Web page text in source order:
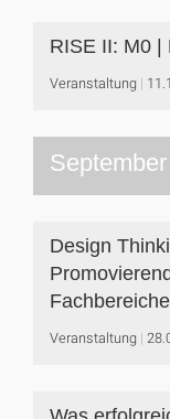
RISE II: M0 |
Veranstaltung
Design
Fachbereiche
Veranstaltung